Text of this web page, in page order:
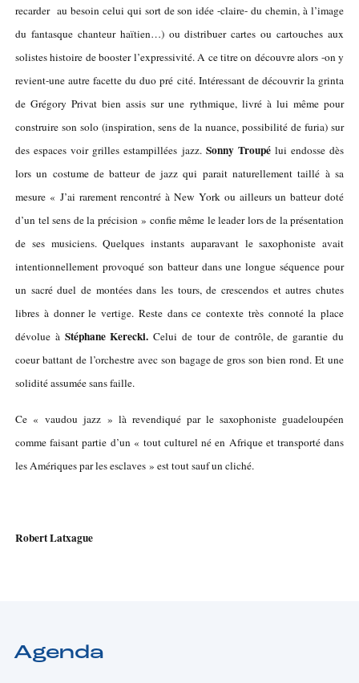
recarder au besoin celui qui sort de son idée -claire- du chemin, à l’image
du fantasque chanteur haïtien…) ou distribuer cartes ou cartouches aux
solistes histoire de booster l’expressivité. A ce titre on découvre alors -on y
revient-une autre facette du duo pré cité. Intéressant de découvrir la grinta
de Grégory Privat bien assis sur une rythmique, livré à lui même pour
construire son solo (inspiration, sens de la nuance, possibilité de furia) sur
des espaces voir grilles estampillées jazz. Sonny Troupélui endosse dès
lors un costume de batteur de jazz qui parait naturellement taillé à sa
mesure « J’ai rarement rencontré à New York ou ailleurs un batteur doté
d’un tel sens de la précision » confie même le leader lors de la présentation
de ses musiciens. Quelques instants auparavant le saxophoniste avait
intentionnellement provoqué son batteur dans une longue séquence pour
un sacré duel de montées dans les tours, de crescendos et autres chutes
libres à donner le vertige. Reste dans ce contexte très connoté la place
dévolue à Stéphane Kerecki. Celui de tour de contrôle, de garantie du
coeur battant de l’orchestre avec son bagage de gros son bien rond. Et une
solidité assumée sans faille.
Ce « vaudou jazz » là revendiqué par le saxophoniste guadeloupéen
comme faisant partie d’un « tout culturel né en Afrique et transporté dans
les Amériques par les esclaves » est tout sauf un cliché.
Robert Latxague
Agenda